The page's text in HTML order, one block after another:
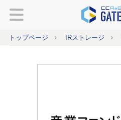
トップページ IRストレージ